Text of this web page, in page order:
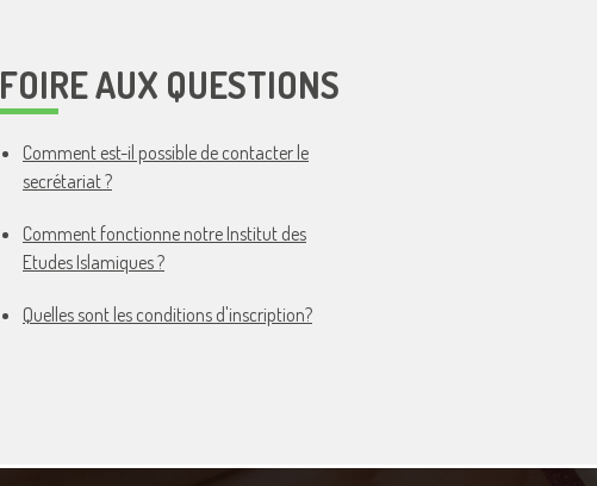
FOIRE AUX QUESTIONS
Comment est-il possible de contacter le
secrétariat ?
Comment fonctionne notre Institut des
Etudes Islamiques ?
Quelles sont les conditions d'inscription?